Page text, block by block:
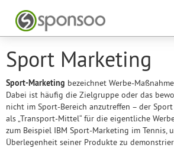
Sport Marketing
Sport-Marketing bezeichnet Werbe-
Dabei ist häufig die Zielgruppe oder das
nicht im Sport-Bereich anzutreffen – der
als „Transport-Mittel“ für die eigentliche
zum Beispiel IBM Sport-Marketing im Tennis,
Überlegenheit seiner Produkte zu